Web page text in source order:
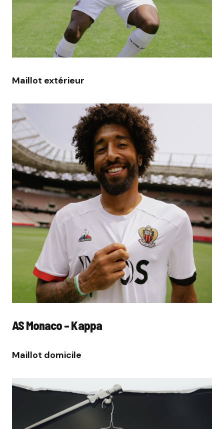
Maillot extérieur
AS Monaco – Kappa
Maillot domicile